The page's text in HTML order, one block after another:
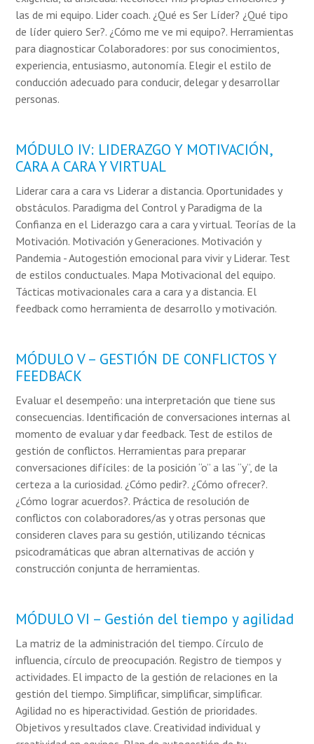
las de mi equipo. Lider coach. ¿Qué es Ser Líder? ¿Qué tipo
de líder quiero Ser?. ¿Cómo me ve mi equipo?. Herramientas
para diagnosticar Colaboradores: por sus conocimientos,
experiencia, entusiasmo, autonomía. Elegir el estilo de
conducción adecuado para conducir, delegar y desarrollar
personas.
MÓDULO IV: LIDERAZGO Y MOTIVACIÓN,
CARA A CARA Y VIRTUAL
Liderar cara a cara vs Liderar a distancia. Oportunidades y
obstáculos. Paradigma del Control y Paradigma de la
Confianza en el Liderazgo cara a cara y virtual. Teorías de la
Motivación. Motivación y Generaciones. Motivación y
Pandemia - Autogestión emocional para vivir y Liderar. Test
de estilos conductuales. Mapa Motivacional del equipo.
Tácticas motivacionales cara a cara y a distancia. El
feedback como herramienta de desarrollo y motivación.
MÓDULO V – GESTIÓN DE CONFLICTOS Y
FEEDBACK
Evaluar el desempeño: una interpretación que tiene sus
consecuencias. Identificación de conversaciones internas al
momento de evaluar y dar feedback. Test de estilos de
gestión de conflictos. Herramientas para preparar
conversaciones difíciles: de la posición “o” a las “y”, de la
certeza a la curiosidad. ¿Cómo pedir?. ¿Cómo ofrecer?.
¿Cómo lograr acuerdos?. Práctica de resolución de
conflictos con colaboradores/as y otras personas que
consideren claves para su gestión, utilizando técnicas
psicodramáticas que abran alternativas de acción y
construcción conjunta de herramientas.
MÓDULO VI – Gestión del tiempo y agilidad
La matriz de la administración del tiempo. Círculo de
influencia, círculo de preocupación. Registro de tiempos y
actividades. El impacto de la gestión de relaciones en la
gestión del tiempo. Simplificar, simplificar, simplificar.
Agilidad no es hiperactividad. Gestión de prioridades.
Objetivos y resultados clave. Creatividad individual y